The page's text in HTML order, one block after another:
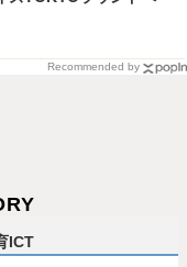
Recommended by
ICT